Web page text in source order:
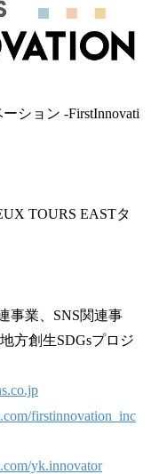
ション -FirstInnovati
TOURS EASTタ
事業、SNS関連事
方創生SDGsプロジ
firstinnovation_inc
yk.innovator